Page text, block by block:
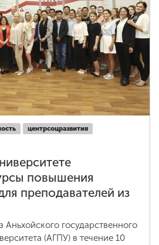
центрсоцразвития
повышения
преподавателей из
Аньхойского государственного
(АГПУ) в течение 10